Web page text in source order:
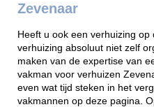
Zevenaar
Heeft u ook een verhuizing
verhuizing absoluut niet zelf
maken van de expertise van
vakman voor verhuizen
even wat tijd steken in het
vakmannen op deze pagina.